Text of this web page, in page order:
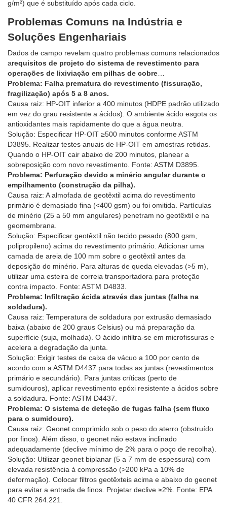
g/m²) que é substituído após cada ciclo.
Problemas Comuns na Indústria e
Soluções Engenhariais
Dados de campo revelam quatro problemas comuns relacionados
arequisitos de projeto do sistema de revestimento para
operações de lixiviação em pilhas de cobre
Problema: Falha prematura do revestimento (fissuração,
fragilização) após 5 a 8 anos.
Causa raiz: HP-OIT inferior a 400 minutos (HDPE padrão utilizado
em vez do grau resistente a ácidos). O ambiente ácido esgota os
antioxidantes mais rapidamente do que a água neutra.
Solução: Especificar HP-OIT ≥500 minutos conforme ASTM
D3895. Realizar testes anuais de HP-OIT em amostras retidas.
Quando o HP-OIT cair abaixo de 200 minutos, planear a
sobreposição com novo revestimento. Fonte: ASTM D3895.
Problema: Perfuração devido a minério angular durante o
empilhamento (construção da pilha).
Causa raiz: A almofada de geotêxtil acima do revestimento
primário é demasiado fina (<400 gsm) ou foi omitida. Partículas
de minério (25 a 50 mm angulares) penetram no geotêxtil e na
geomembrana.
Solução: Especificar geotêxtil não tecido pesado (800 gsm,
polipropileno) acima do revestimento primário. Adicionar uma
camada de areia de 100 mm sobre o geotêxtil antes da
deposição do minério. Para alturas de queda elevadas (>5 m),
utilizar uma esteira de correia transportadora para proteção
contra impacto. Fonte: ASTM D4833.
Problema: Infiltração ácida através das juntas (falha na
soldadura).
Causa raiz: Temperatura de soldadura por extrusão demasiado
baixa (abaixo de 200 graus Celsius) ou má preparação da
superfície (suja, molhada). O ácido infiltra-se em microfissuras e
acelera a degradação da junta.
Solução: Exigir testes de caixa de vácuo a 100 por cento de
acordo com a ASTM D4437 para todas as juntas (revestimentos
primário e secundário). Para juntas críticas (perto de
sumidouros), aplicar revestimento epóxi resistente a ácidos sobre
a soldadura. Fonte: ASTM D4437.
Problema: O sistema de deteção de fugas falha (sem fluxo
para o sumidouro).
Causa raiz: Geonet comprimido sob o peso do aterro (obstruído
por finos). Além disso, o geonet não estava inclinado
adequadamente (declive mínimo de 2% para o poço de recolha).
Solução: Utilizar geonet biplanar (5 a 7 mm de espessura) com
elevada resistência à compressão (>200 kPa a 10% de
deformação). Colocar filtros geotêxteis acima e abaixo do geonet
para evitar a entrada de finos. Projetar declive ≥2%. Fonte: EPA
40 CFR 264.221.